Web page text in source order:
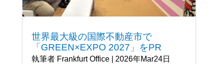
世界最大級の国際不動産市で
「GREEN×EXPO 2027」をPR
執筆者 Frankfurt Office| 2026年Mar24日